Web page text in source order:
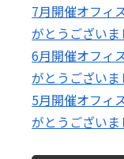
7月開催オフィ
がとうございま
6月開催オフィ
がとうございま
5月開催オフィ
がとうございま